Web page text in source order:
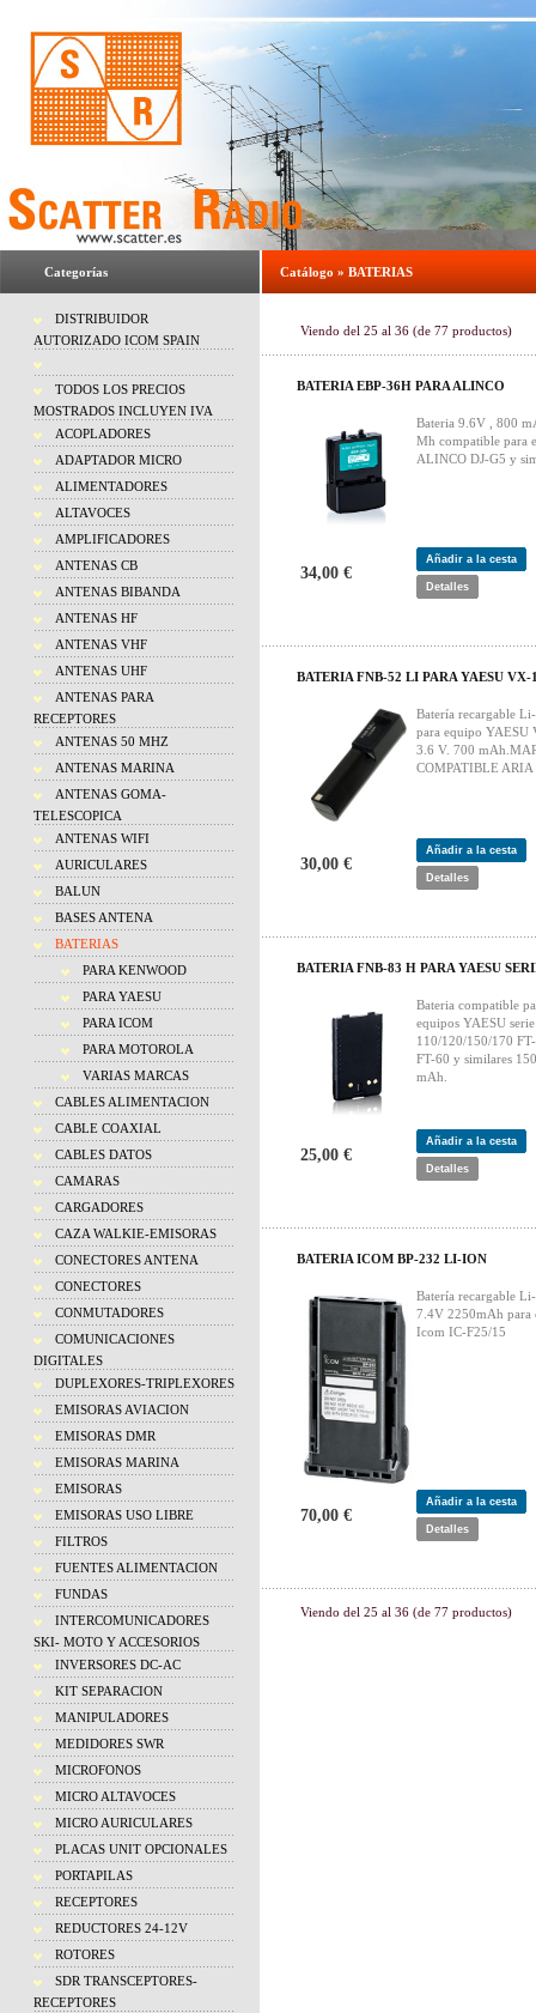
Categorías
DISTRIBUIDOR
AUTORIZADO ICOM SPAIN
TODOS LOS PRECIOS
MOSTRADOS INCLUYEN IVA
ACOPLADORES
ADAPTADOR MICRO
ALIMENTADORES
ALTAVOCES
AMPLIFICADORES
ANTENAS CB
ANTENAS BIBANDA
ANTENAS HF
ANTENAS VHF
ANTENAS UHF
ANTENAS PARA
RECEPTORES
ANTENAS 50 MHZ
ANTENAS MARINA
ANTENAS GOMA-
TELESCOPICA
ANTENAS WIFI
AURICULARES
BALUN
BASES ANTENA
BATERIAS
PARA KENWOOD
PARA YAESU
PARA ICOM
PARA MOTOROLA
VARIAS MARCAS
CABLES ALIMENTACION
CABLE COAXIAL
CABLES DATOS
CAMARAS
CARGADORES
CAZA WALKIE-EMISORAS
CONECTORES ANTENA
CONECTORES
CONMUTADORES
COMUNICACIONES
DIGITALES
DUPLEXORES-TRIPLEXORES
EMISORAS AVIACION
EMISORAS DMR
EMISORAS MARINA
EMISORAS
EMISORAS USO LIBRE
FILTROS
FUENTES ALIMENTACION
FUNDAS
INTERCOMUNICADORES
SKI- MOTO Y ACCESORIOS
INVERSORES DC-AC
KIT SEPARACION
MANIPULADORES
MEDIDORES SWR
MICROFONOS
MICRO ALTAVOCES
MICRO AURICULARES
PLACAS UNIT OPCIONALES
PORTAPILAS
RECEPTORES
REDUCTORES 24-12V
ROTORES
SDR TRANSCEPTORES-
RECEPTORES
Catálogo » BATERIAS
Viendo del 25 al 36 (de 77 productos)
BATERIA EBP-36H PARA ALINCO
Bateria 9.6V , 800
Mh compatible para
ALINCO DJ-G5 y
34,00 €
Añadir a la cesta
Detalles
BATERIA FNB-52 LI PARA YAESU VX-
Batería recargable
para equipo YAESU
3.6 V. 700
COMPATIBLE ARIA
30,00 €
Añadir a la cesta
Detalles
BATERIA FNB-83 H PARA YAESU
Bateria compatible
equipos YAESU
110/120/150/170
FT-60 y similares
mAh.
25,00 €
Añadir a la cesta
Detalles
BATERIA ICOM BP-232 LI-ION
Batería recargable
7.4V 2250mAh para
Icom IC-F25/15
70,00 €
Añadir a la cesta
Detalles
Viendo del 25 al 36 (de 77 productos)